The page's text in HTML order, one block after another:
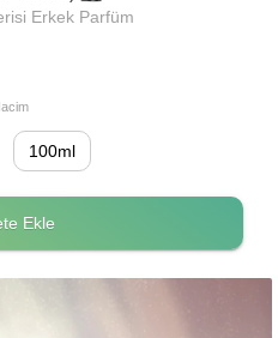
Erkek Parfüm
100ml
Ekle